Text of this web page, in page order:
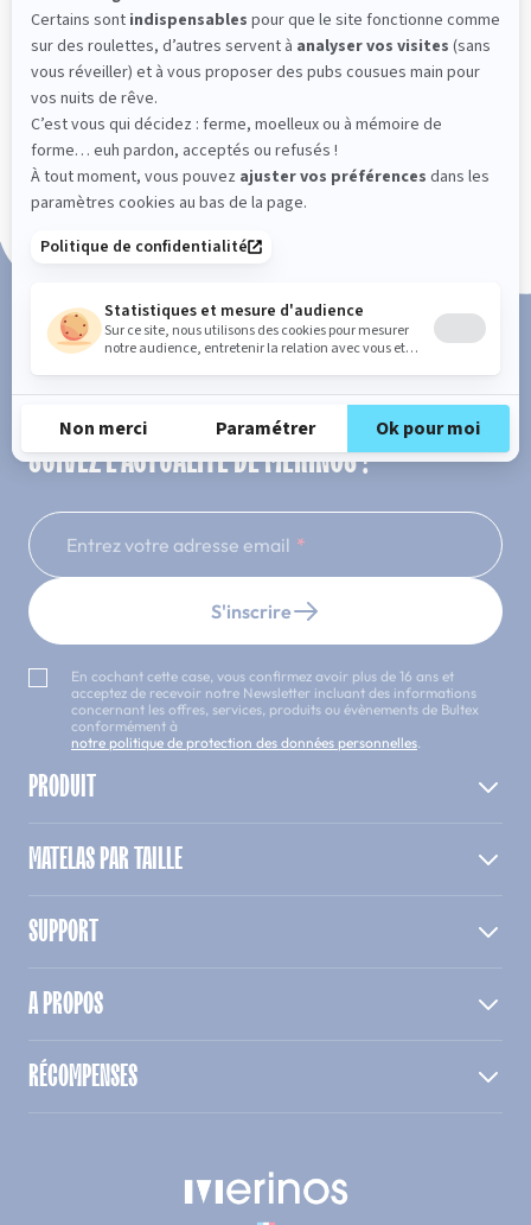
Fabrication Française
101 nuits d'essai*
Paiement en 3x ou 4x sans frais
SUIVEZ L'ACTUALITÉ DE MERINOS !
Entrez votre adresse email
S'inscrire
En cochant cette case, vous confirmez avoir plus de 16 ans et
acceptez de recevoir notre Newsletter incluant des informations
concernant les offres, services, produits ou évènements de Bultex
conformément à
notre politique de protection des données personnelles.
PRODUIT
MATELAS PAR TAILLE
SUPPORT
A PROPOS
RÉCOMPENSES